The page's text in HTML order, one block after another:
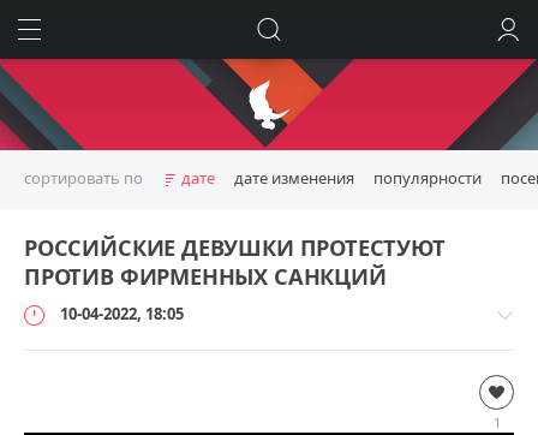
сортировать по дате дате изменения популярности
РОССИЙСКИЕ ДЕВУШКИ ПРОТЕСТУЮТ
ПРОТИВ ФИРМЕННЫХ САНКЦИЙ
10-04-2022, 18:05
1